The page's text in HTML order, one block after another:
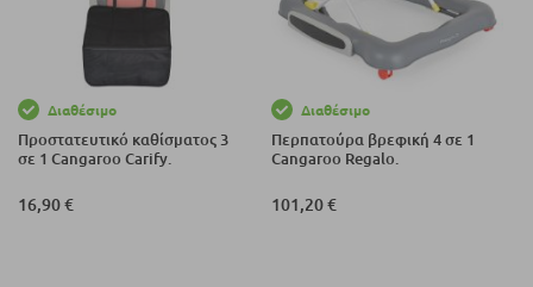
Διαθέσιμο
Προστατευτικό καθίσματος 3
σε 1 Cangaroo Carify.
16,90 €
Διαθέσιμο
Περπατούρα βρεφική 4 σε 1
Cangaroo Regalo.
101,20 €